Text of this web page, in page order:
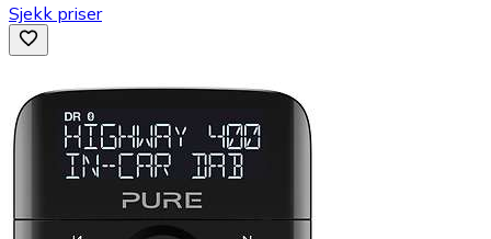
Sjekk priser